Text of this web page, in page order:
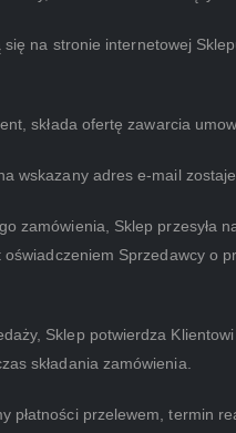
na stronie internetowej
składa ofertę zawarcia
wskazany adres e-mail
zamówienia, Sklep
Sprzedawcy o
Sklep potwierdza
składania zamówienia.
płatności przelewem, termin